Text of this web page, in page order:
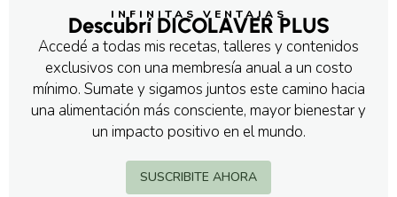
INFINITAS VENTAJAS
Descubrí DICOLAVER PLUS
Accedé a todas mis recetas, talleres y contenidos
exclusivos con una membresía anual a un costo
mínimo. Sumate y sigamos juntos este camino hacia
una alimentación más consciente, mayor bienestar y
un impacto positivo en el mundo.
SUSCRIBITE AHORA